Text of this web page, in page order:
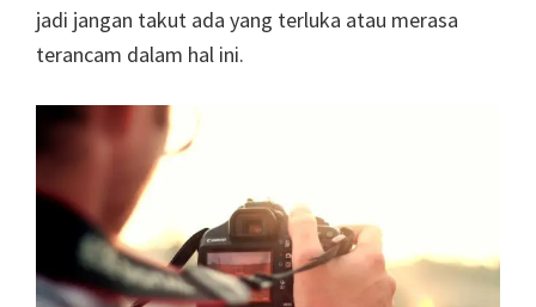
jadi jangan takut ada yang terluka atau merasa
terancam dalam hal ini.